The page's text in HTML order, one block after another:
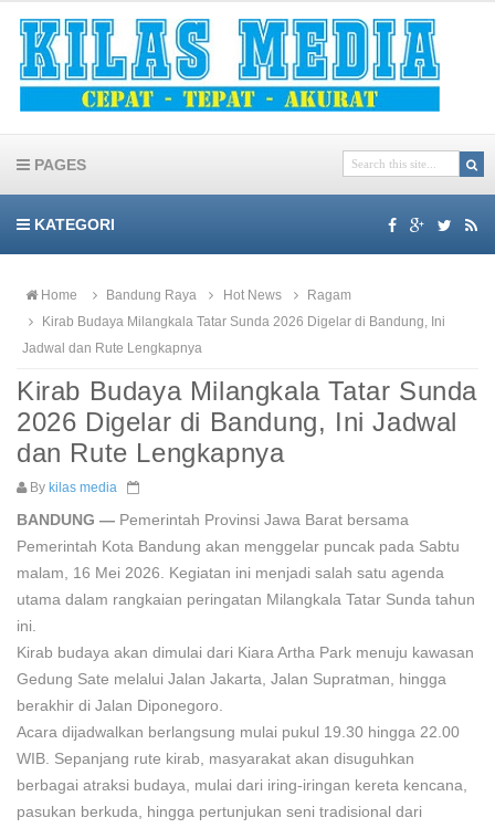
PAGES
KATEGORI
Home Bandung Raya Hot News
Ragam
Kirab Budaya Milangkala Tatar Sunda 2026 Digelar di Bandung, Ini
Jadwal dan Rute Lengkapnya
Kirab Budaya Milangkala Tatar Sunda
2026 Digelar di Bandung, Ini Jadwal
dan Rute Lengkapnya
By kilas media
BANDUNG — Pemerintah Provinsi Jawa Barat bersama
Pemerintah Kota Bandung akan menggelar puncak pada Sabtu
malam, 16 Mei 2026. Kegiatan ini menjadi salah satu agenda
utama dalam rangkaian peringatan Milangkala Tatar Sunda tahun
ini.
Kirab budaya akan dimulai dari Kiara Artha Park menuju kawasan
Gedung Sate melalui Jalan Jakarta, Jalan Supratman, hingga
berakhir di Jalan Diponegoro.
Acara dijadwalkan berlangsung mulai pukul 19.30 hingga 22.00
WIB. Sepanjang rute kirab, masyarakat akan disuguhkan
berbagai atraksi budaya, mulai dari iring-iringan kereta kencana,
pasukan berkuda, hingga pertunjukan seni tradisional dari